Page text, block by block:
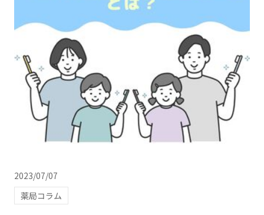
2023/07/07
薬局コラム